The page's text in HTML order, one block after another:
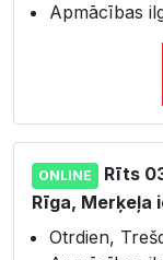
Apmācības
ONLINE
Rīts
Rīga, Merķeļa
Otrdien,